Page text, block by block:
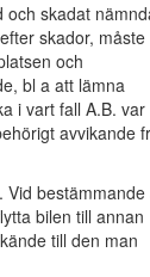
och skadat
skador, måste
och
bl a att lämna
i vart fall A.B. var
avvikande
Vid bestämmande
bilen till annan
till den man